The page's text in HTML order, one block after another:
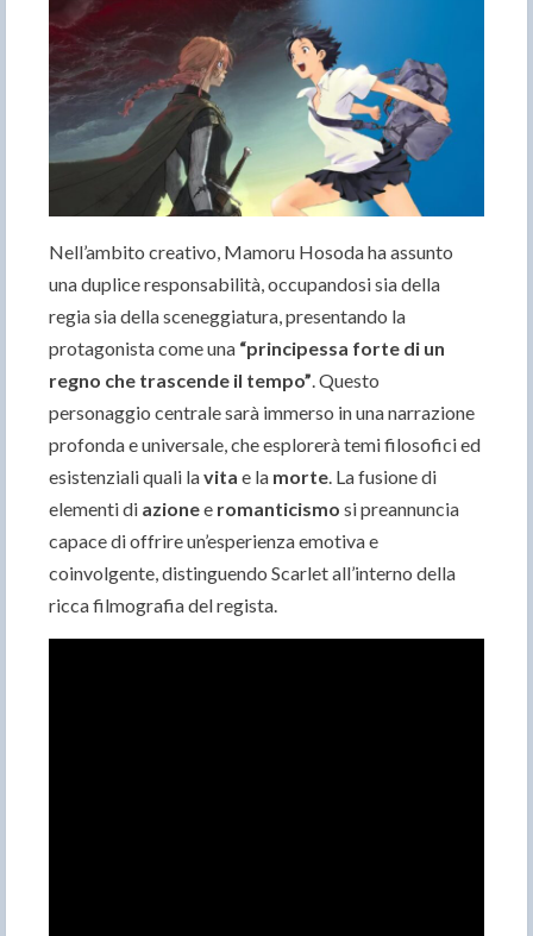
Nell’ambito creativo, Mamoru Hosoda ha assunto
una duplice responsabilità, occupandosi sia della
regia sia della sceneggiatura, presentando la
protagonista come una “principessa forte di un
regno che trascende il tempo”. Questo
personaggio centrale sarà immerso in una narrazione
profonda e universale, che esplorerà temi filosofici ed
esistenziali quali lavita e la morte. La fusione di
elementi di azionee romanticismo si preannuncia
capace di offrire un’esperienza emotiva e
coinvolgente, distinguendo Scarlet all’interno della
ricca filmografia del regista.